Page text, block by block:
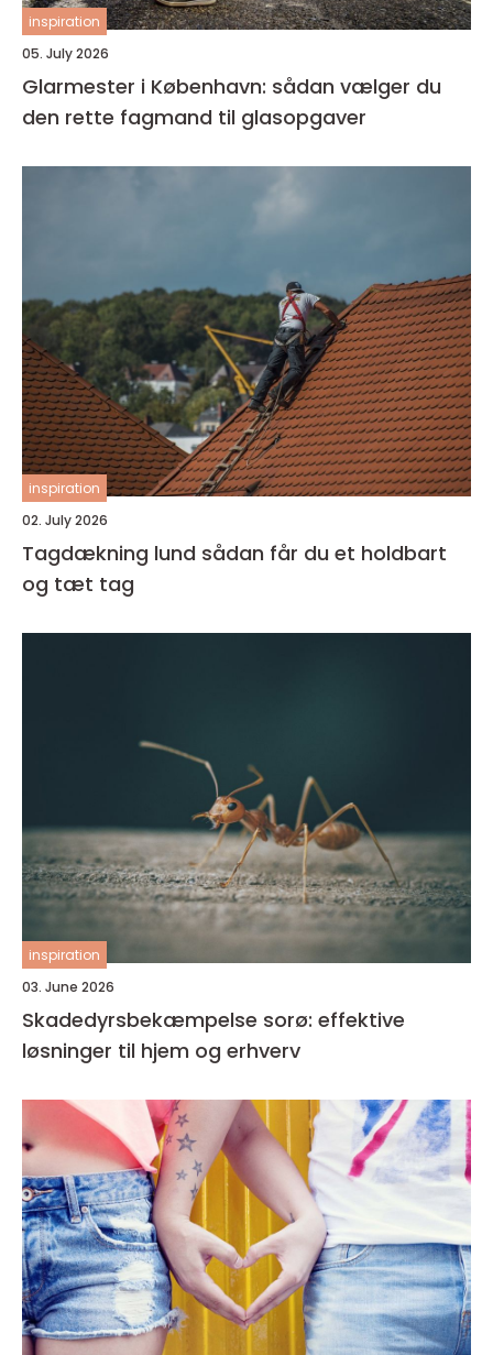
inspiration
05. July 2026
Glarmester i København: sådan vælger du
den rette fagmand til glasopgaver
inspiration
02. July 2026
Tagdækning lund sådan får du et holdbart
og tæt tag
inspiration
03. June 2026
Skadedyrsbekæmpelse sorø: effektive
løsninger til hjem og erhverv